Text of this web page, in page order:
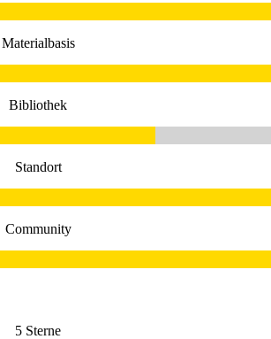
Materialbasis
Bibliothek
Standort
Community
5 Sterne